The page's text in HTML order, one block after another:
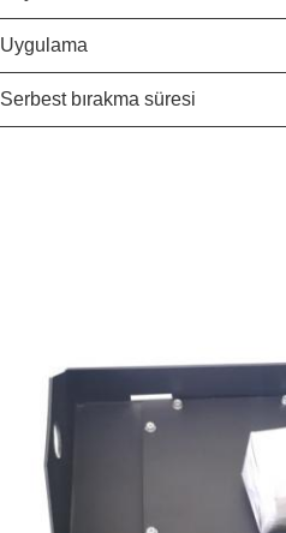
Uygulama
Serbest bırakma süresi